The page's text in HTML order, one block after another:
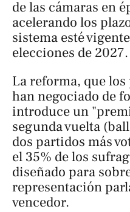
de las cámaras en
acelerando los
sistema esté
elecciones de 2027.
La reforma, que
han negociado de
introduce un
segunda vuelta (
dos partidos más
el 35% de los
diseñado para
representación
vencedor.